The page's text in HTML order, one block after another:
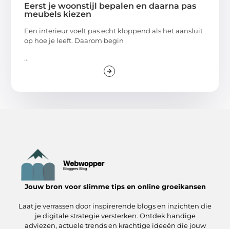
Eerst je woonstijl bepalen en daarna pas
meubels kiezen
Een interieur voelt pas echt kloppend als het aansluit
op hoe je leeft. Daarom begin
...
Jouw bron voor slimme tips en online groeikansen
Laat je verrassen door inspirerende blogs en inzichten die
je digitale strategie versterken. Ontdek handige
adviezen, actuele trends en krachtige ideeën die jouw